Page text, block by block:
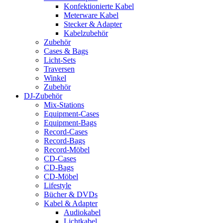
Konfektionierte Kabel
Meterware Kabel
Stecker & Adapter
Kabelzubehör
Zubehör
Cases & Bags
Licht-Sets
Traversen
Winkel
Zubehör
DJ-Zubehör
Mix-Stations
Equipment-Cases
Equipment-Bags
Record-Cases
Record-Bags
Record-Möbel
CD-Cases
CD-Bags
CD-Möbel
Lifestyle
Bücher & DVDs
Kabel & Adapter
Audiokabel
Lichtkabel